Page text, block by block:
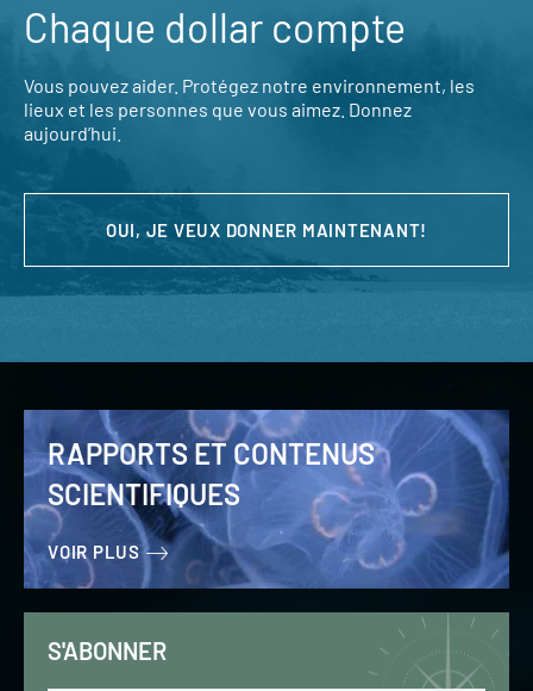
Chaque dollar compte
Vous pouvez aider. Protégez notre environnement, les
lieux et les personnes que vous aimez. Donnez
aujourd’hui.
OUI, JE VEUX DONNER MAINTENANT!
RAPPORTS ET CONTENUS
SCIENTIFIQUES
VOIR PLUS
S'ABONNER